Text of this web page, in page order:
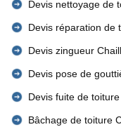
Devis nettoyage de
Devis réparation de
Devis zingueur
Devis pose de
Devis fuite de
Bâchage de toiture